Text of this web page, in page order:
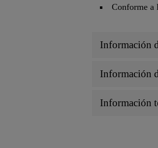
Conforme a
Información
Información
Información